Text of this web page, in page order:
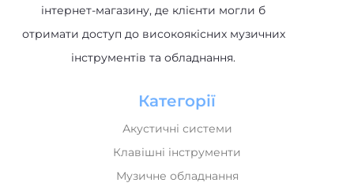
Категорії
Акустичні системи
Клавішні інструменти
Гітари та обладнання
Ударні інструменти
DJ обладнання
Духові інструменти